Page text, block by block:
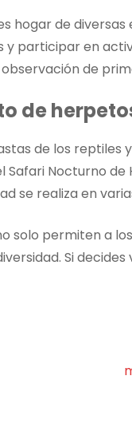
hogar de
y participar en
de
de
de los reptiles
Safari Nocturno
se realiza en
solo permiten a
Si